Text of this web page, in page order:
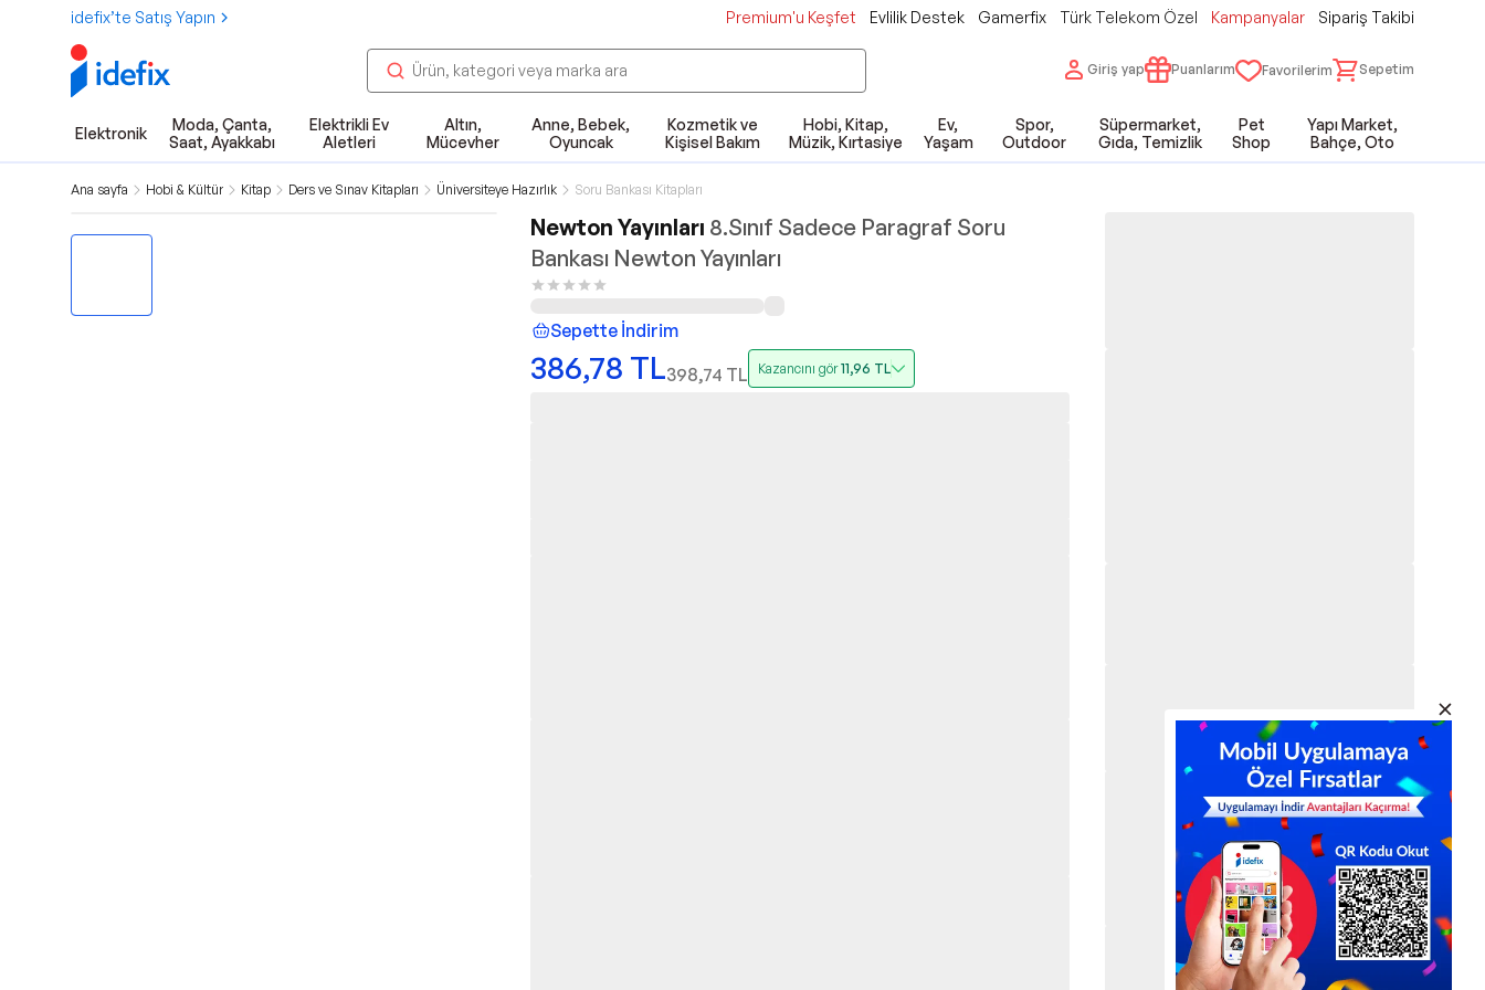
idefix’te Satış Yapın Premium'u Keşfet Evlilik Destek Gamerfix Türk Telekom Özel Kampanyalar Sipariş Takibi
Giriş yap Puanlarım Favorilerim Sepetim
Elektronik
Moda, Çanta,
Saat, Ayakkabı
Elektrikli Ev
Aletleri
Altın,
Mücevher
Anne, Bebek,
Oyuncak
Kozmetik ve
Kişisel Bakım
Hobi, Kitap,
Müzik, Kırtasiye
Ev,
Yaşam
Spor,
Outdoor
Süpermarket,
Gıda, Temizlik
Pet
Shop
Yapı Market,
Bahçe, Oto
Ana sayfa Hobi & Kültür Kitap Ders ve Sınav Kitapları Üniversiteye Hazırlık Soru Bankası Kitapları
Newton Yayınları 8.Sınıf Sadece Paragraf Soru
Bankası Newton Yayınları
Sepette İndirim
386,78 TL398,74 TL Kazancını gör11,96 TL